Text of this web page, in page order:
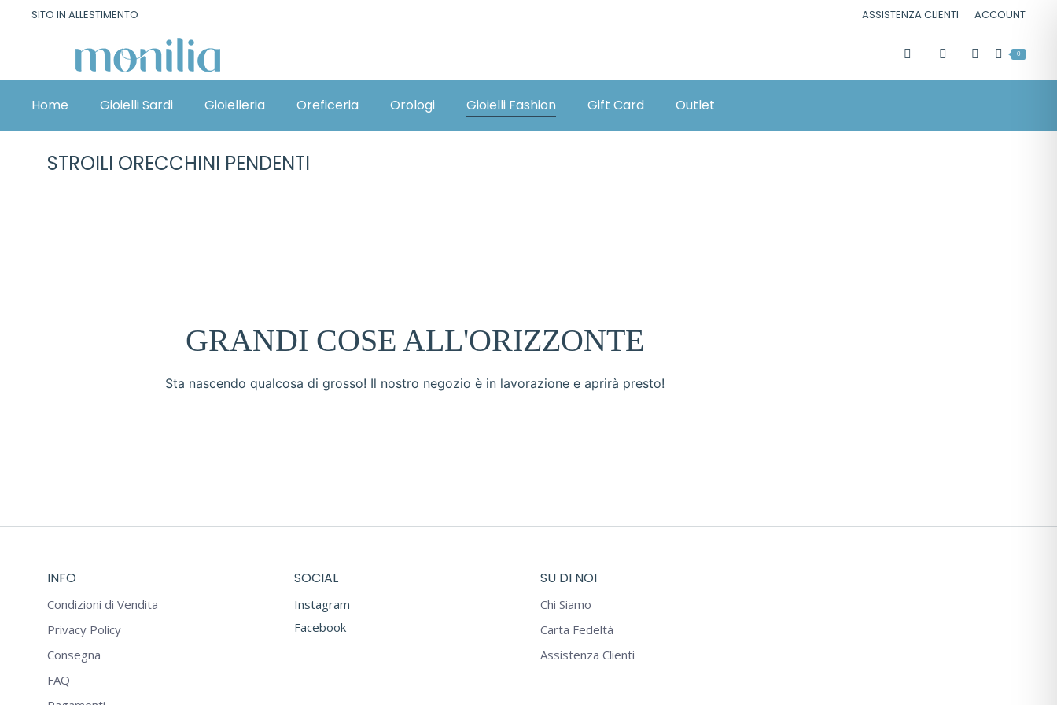
SITO IN ALLESTIMENTO ASSISTENZA CLIENTI ACCOUNT
0
Home Gioielli Sardi Gioielleria Oreficeria Orologi Gioielli Fashion Gift Card Outlet
STROILI ORECCHINI PENDENTI
GRANDI COSE ALL'ORIZZONTE
Sta nascendo qualcosa di grosso! Il nostro negozio è in lavorazione e aprirà presto!
INFO
Condizioni di Vendita
Privacy Policy
Consegna
FAQ
SOCIAL
Instagram
Facebook
SU DI NOI
Chi Siamo
Carta Fedeltà
Assistenza Clienti